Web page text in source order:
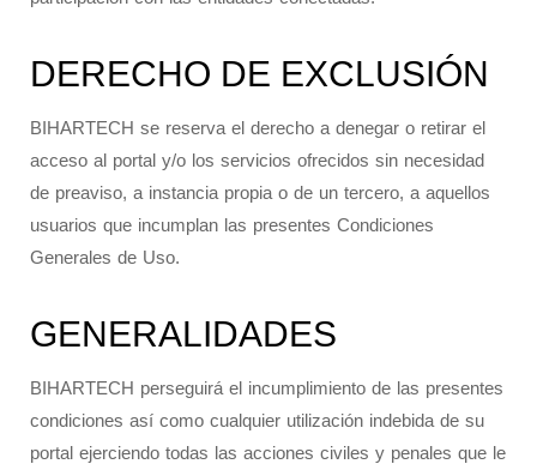
DERECHO DE EXCLUSIÓN
BIHARTECH se reserva el derecho a denegar o retirar el
acceso al portal y/o los servicios ofrecidos sin necesidad
de preaviso, a instancia propia o de un tercero, a aquellos
usuarios que incumplan las presentes Condiciones
Generales de Uso.
GENERALIDADES
BIHARTECH perseguirá el incumplimiento de las presentes
condiciones así como cualquier utilización indebida de su
portal ejerciendo todas las acciones civiles y penales que le